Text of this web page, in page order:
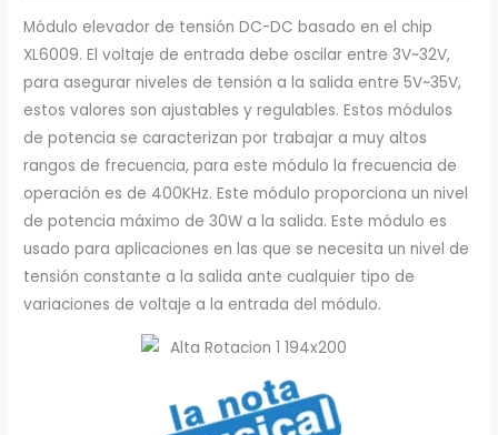
Módulo elevador de tensión DC-DC basado en el chip
XL6009. El voltaje de entrada debe oscilar entre 3V~32V,
para asegurar niveles de tensión a la salida entre 5V~35V,
estos valores son ajustables y regulables. Estos módulos
de potencia se caracterizan por trabajar a muy altos
rangos de frecuencia, para este módulo la frecuencia de
operación es de 400KHz. Este módulo proporciona un nivel
de potencia máximo de 30W a la salida. Este módulo es
usado para aplicaciones en las que se necesita un nivel de
tensión constante a la salida ante cualquier tipo de
variaciones de voltaje a la entrada del módulo.